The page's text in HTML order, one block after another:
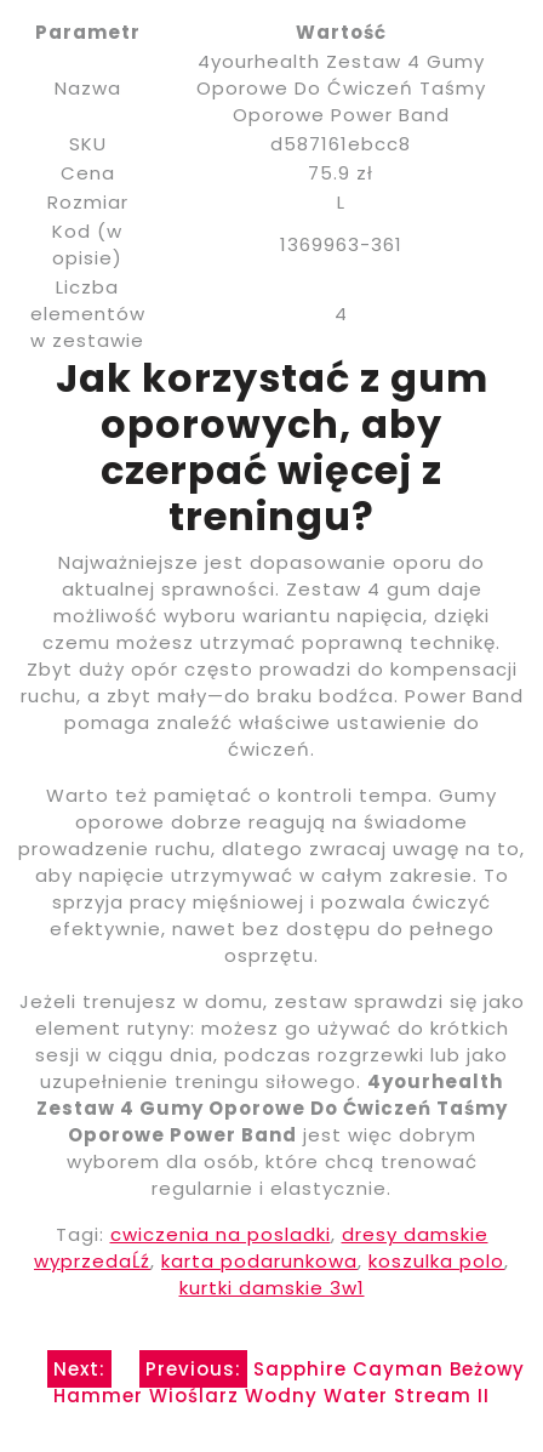
Parametr
Wartość
Nazwa
4yourhealth Zestaw 4 Gumy
Oporowe Do Ćwiczeń Taśmy
Oporowe Power Band
SKU
d587161ebcc8
Cena
75.9 zł
Rozmiar
L
Kod (w
opisie)
1369963-361
Liczba
elementów
w zestawie
4
Jak korzystać z gum
oporowych, aby
czerpać więcej z
treningu?
Najważniejsze jest dopasowanie oporu do
aktualnej sprawności. Zestaw 4 gum daje
możliwość wyboru wariantu napięcia, dzięki
czemu możesz utrzymać poprawną technikę.
Zbyt duży opór często prowadzi do kompensacji
ruchu, a zbyt mały—do braku bodźca. Power Band
pomaga znaleźć właściwe ustawienie do
ćwiczeń.
Warto też pamiętać o kontroli tempa. Gumy
oporowe dobrze reagują na świadome
prowadzenie ruchu, dlatego zwracaj uwagę na to,
aby napięcie utrzymywać w całym zakresie. To
sprzyja pracy mięśniowej i pozwala ćwiczyć
efektywnie, nawet bez dostępu do pełnego
osprzętu.
Jeżeli trenujesz w domu, zestaw sprawdzi się jako
element rutyny: możesz go używać do krótkich
sesji w ciągu dnia, podczas rozgrzewki lub jako
uzupełnienie treningu siłowego. 4yourhealth
Zestaw 4 Gumy Oporowe Do Ćwiczeń Taśmy
Oporowe Power Band jest więc dobrym
wyborem dla osób, które chcą trenować
regularnie i elastycznie.
Tagi: cwiczenia na posladki, dresy damskie
wyprzedaĹź, karta podarunkowa, koszulka polo,
kurtki damskie 3w1
Nawigacja
Previous: Sapphire Cayman Beżowy
Next:
Hammer Wioślarz Wodny Water Stream II